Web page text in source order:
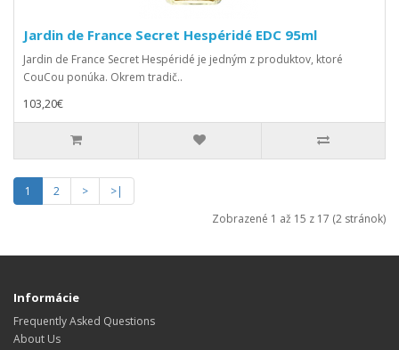
Jardin de France Secret Hespéridé EDC 95ml
Jardin de France Secret Hespéridé je jedným z produktov, ktoré
CouCou ponúka. Okrem tradič..
103,20€
1 2 >
>|
Zobrazené 1 až 15 z 17 (2 stránok)
Informácie
Frequently Asked Questions
About Us